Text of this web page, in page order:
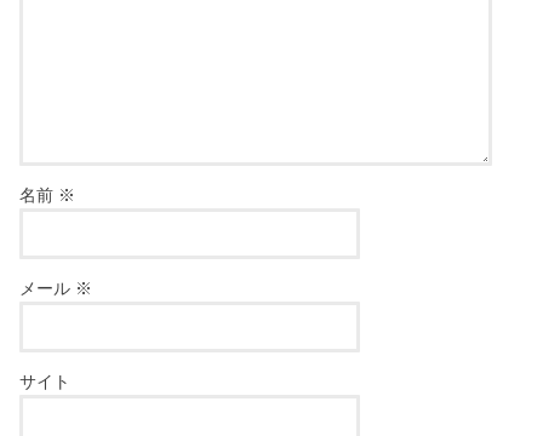
名前 ※
メール ※
サイト